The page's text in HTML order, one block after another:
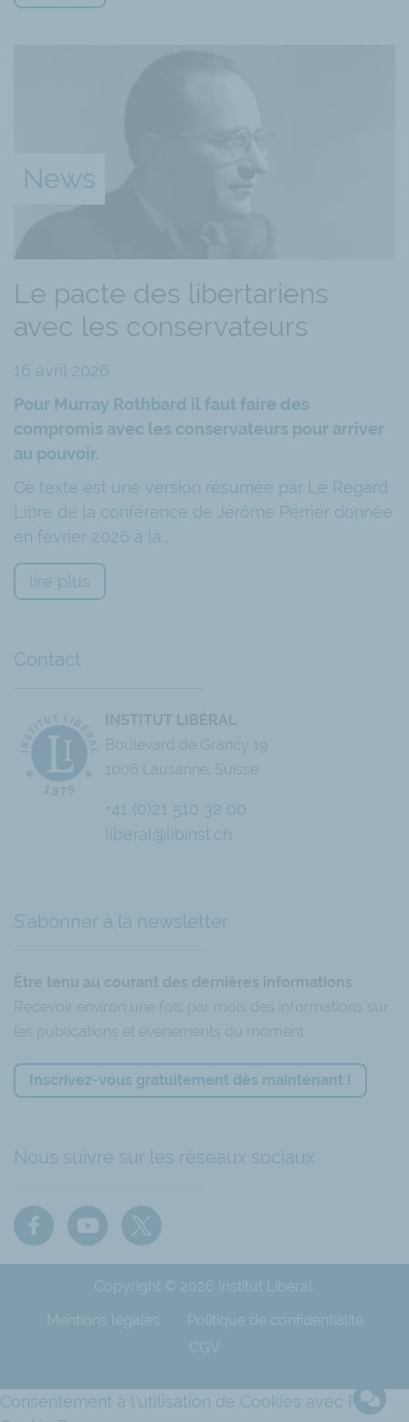
Chatbot
News
Le pacte des libertariens
avec les conservateurs
16 avril 2026
Pour Murray Rothbard il faut faire des
compromis avec les conservateurs pour arriver
au pouvoir.
Ce texte est une version résumée par Le Regard
Libre de la conférence de Jérôme Perrier donnée
en février 2026 à la…
lire plus
Contact
+41 (0)21 510 32 00
liberal@libinst.ch
S'abonner à la newsletter
Inscrivez-vous gratuitement dès maintenant !
Nous suivre sur les réseaux sociaux
Copyright © 2026 Institut Libéral.
Mentions légales
Politique de confidentialité
CGV
Consentement à l'utilisation de Cookies avec Real